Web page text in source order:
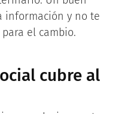
información y no te
el cambio.
cubre al